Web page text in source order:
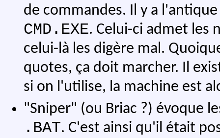
de commandes. Il y a
CMD.EXE. Celui-ci admet les
celui-là les digère mal.
quotes, ça doit marcher. Il
si on l'utilise, la machine est
"Sniper" (ou Briac ?) évoque
.BAT. C'est ainsi qu'il était